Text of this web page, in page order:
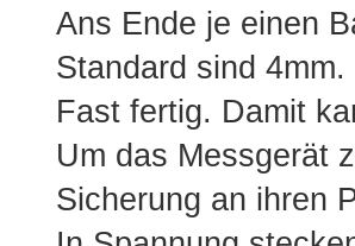
Ans Ende je einen
Standard sind 4mm.
Fast fertig. Damit
Um das Messgerät
Sicherung an ihren